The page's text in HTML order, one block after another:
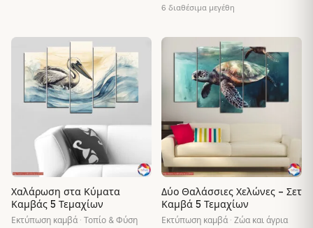
62,90 €6 διαθέσιμα μεγέθη
♡
Χαλάρωση στα Κύματα
Καμβάς 5 Τεμαχίων
Εκτύπωση καμβά · Τοπίο & Φύση
♡
Δύο Θαλάσσιες Χελώνες – Σετ
Καμβά 5 Τεμαχίων
Εκτύπωση καμβά · Ζώα και άγρια